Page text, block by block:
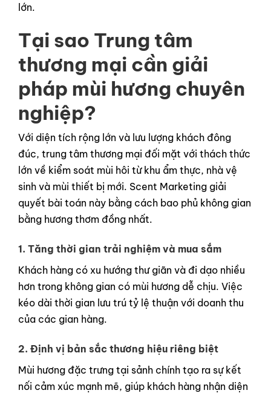
lớn.
Tại sao Trung tâm
thương mại cần giải
pháp mùi hương chuyên
nghiệp?
Với diện tích rộng lớn và lưu lượng khách đông
đúc, trung tâm thương mại đối mặt với thách thức
lớn về kiểm soát mùi hôi từ khu ẩm thực, nhà vệ
sinh và mùi thiết bị mới. Scent Marketing giải
quyết bài toán này bằng cách bao phủ không gian
bằng hương thơm đồng nhất.
1. Tăng thời gian trải nghiệm và mua sắm
Khách hàng có xu hướng thư giãn và đi dạo nhiều
hơn trong không gian có mùi hương dễ chịu. Việc
kéo dài thời gian lưu trú tỷ lệ thuận với doanh thu
của các gian hàng.
2. Định vị bản sắc thương hiệu riêng biệt
Mùi hương đặc trưng tại sảnh chính tạo ra sự kết
nối cảm xúc mạnh mẽ, giúp khách hàng nhận diện